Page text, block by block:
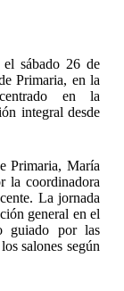
sábado 26 de
Primaria, en la
en la
integral desde
Primaria, María
la coordinadora
La jornada
general en el
guiado por las
salones según